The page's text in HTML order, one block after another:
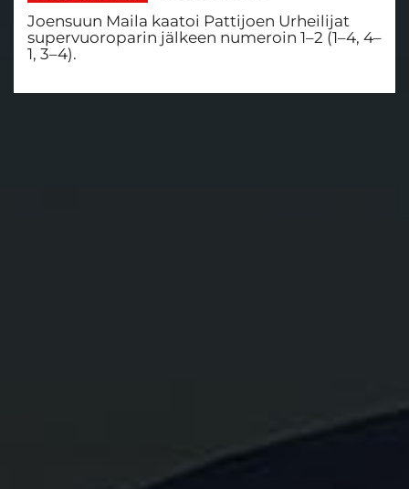
Joensuun Maila kaatoi Pattijoen Urheilijat
supervuoroparin jälkeen numeroin 1–2 (1–4, 4–
1, 3–4).